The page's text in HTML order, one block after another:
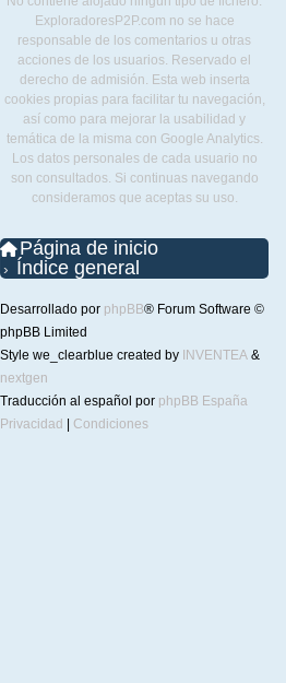
ExploradoresP2P.com no se hace
responsable de los comentarios u otras
acciones de los usuarios. Reservado el
derecho de admisión. Esta web inserta
cookies propias para facilitar tu navegación,
así como para mejorar la usabilidad y
temática de la misma con Google Analytics.
Los datos personales de cada usuario no
son consultados. Si continuas navegando
consideramos que aceptas su uso.
Página de inicio
Índice general
Desarrollado por phpBB® Forum Software ©
phpBB Limited
Style we_clearblue created by INVENTEA &
nextgen
Traducción al español por phpBB España
Privacidad
Condiciones